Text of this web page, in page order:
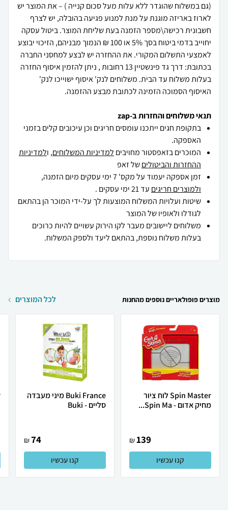
(גם במשלוח שהוגדר ללא עלות מעל סכום קנייה ) – את המוצר יש
לארוז באריזה מוגנת על מנת למנוע פגיעה בהובלה, יש לצרף
חשבונית רכישה\מספר הזמנה בעת שליחת המוצר. ביטול עסקה
יחוייב בדמי ביטוח בסך 5% או 100 ₪ הנמוך מבניהם, הזיכוי יבוצע
לאמצעי התשלום המקורי. את ההחזרה יש לבצע למחסני החברה
בכתובת: דרך גד פינשטיין 13 רחובות , ניתן להזמין איסוף החזרה
בעלות משלוח עד הבית. משלוחים לנק' איסוף ישוייכו לנק'
האיסוף הסמוכה הזמינה לכתובת מבצע ההזמנה.
תנאי משלוחים והחזרות ב-zap
בתקופת חגים ייתכנו עומסים חריגים וכן עיכובים קלים בזמני
האספקה.
המוכרים בזאפסטור מחויבים למדיניות המשלוחים, ולמדיניות
ההחזרות והביטוליםשל זאפ
זמן אספקה יעמוד על מקס' 7 ימי עסקים מיום הזמנה,
ולמוצרים חריגים עד 21 ימי עסקים .
שיטות ועלויות המשלוח המוצעות לך על-ידי המוכר הן בהתאם
לגודלו ולאופיו של המוצר
משלוחים ליישובים מעבר לקו הירוק עשויים להיות כרוכים
בעלות משלוח נוספת, בהתאם ליעד ולספק המשלוח.
מוצרים פופולאריים נוספים מהחנות לכל המוצרים
Spin Master לוח ציור
מחיק אדום - Spin Ma...
139
₪
קנו עכשיו
Buki France מיני מעבדה
סליים - Buki
74
₪
קנו עכשיו